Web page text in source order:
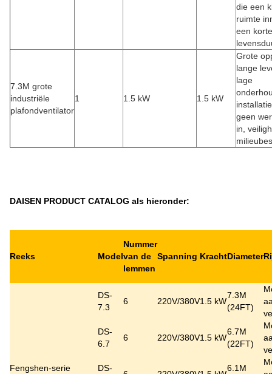
die een
ruimte
een korte
7.3M grote
industriële
plafondventilator
1 1.5 kW 1.5 kW
Grote
lange
lage
geen
in,
DAISEN PRODUCT CATALOG als hieronder:
Reeks Model
Nummer
van de
lemmen
Spanning KrachtDiameter
Fengshen-serie
DS-
7.3
6 220V/380V1.5 kW
7.3M
(24FT)
DS-
6.7
6 220V/380V1.5 kW
6.7M
(22FT)
DS-
6.1M